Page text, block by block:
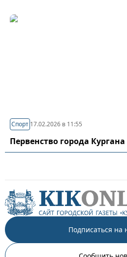
Спорт 17.02.2026 в 11:55
Первенство города
Подписаться на